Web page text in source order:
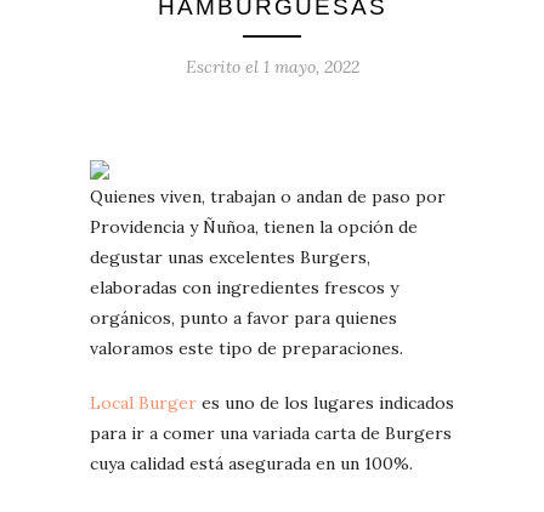
HAMBURGUESAS
Escrito el 1 mayo, 2022
Quienes viven, trabajan o andan de paso por
Providencia y Ñuñoa, tienen la opción de
degustar unas excelentes Burgers,
elaboradas con ingredientes frescos y
orgánicos, punto a favor para quienes
valoramos este tipo de preparaciones.
Local Burger es uno de los lugares indicados
para ir a comer una variada carta de Burgers
cuya calidad está asegurada en un 100%.